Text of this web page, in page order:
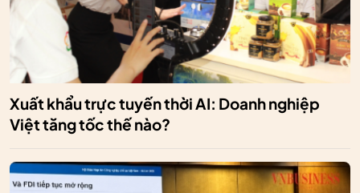
Xuất khẩu trực tuyến thời AI: Doanh nghiệp
Việt tăng tốc thế nào?